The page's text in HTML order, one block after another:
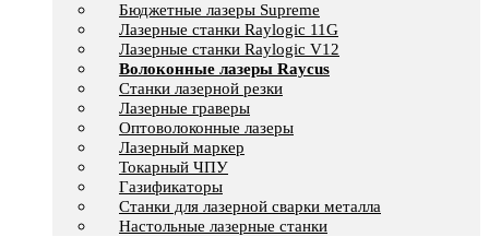
Бюджетные лазеры Supreme
Лазерные станки Raylogic 11G
Лазерные станки Raylogic V12
Волоконные лазеры Raycus
Станки лазерной резки
Лазерные граверы
Оптоволоконные лазеры
Лазерный маркер
Токарный ЧПУ
Газификаторы
Cтанки для лазерной сварки металла
Настольные лазерные станки